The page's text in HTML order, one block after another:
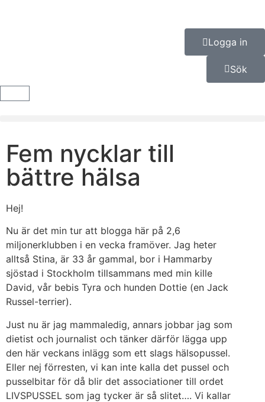
Logga in
Sök
Fem nycklar till
bättre hälsa
Hej!
Nu är det min tur att blogga här på 2,6
miljonerklubben i en vecka framöver. Jag heter
alltså Stina, är 33 år gammal, bor i Hammarby
sjöstad i Stockholm tillsammans med min kille
David, vår bebis Tyra och hunden Dottie (en Jack
Russel-terrier).
Just nu är jag mammaledig, annars jobbar jag som
dietist och journalist och tänker därför lägga upp
den här veckans inlägg som ett slags hälsopussel.
Eller nej förresten, vi kan inte kalla det pussel och
pusselbitar för då blir det associationer till ordet
LIVSPUSSEL som jag tycker är så slitet…. Vi kallar